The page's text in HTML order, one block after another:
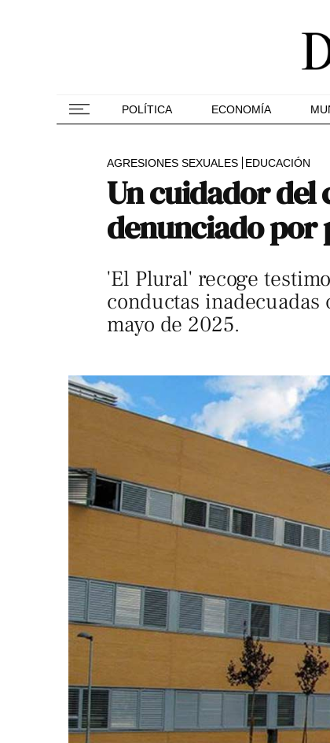
POLÍTICA ECONOMÍA
AGRESIONES SEXUALES EDUCACIÓN
Un cuidador del
denunciado por
'El Plural' recoge
conductas
mayo de 2025.